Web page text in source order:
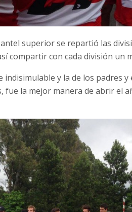
superior se repartió las
compartir con cada división un
indisimulable y la de los padres
fue la mejor manera de abrir el